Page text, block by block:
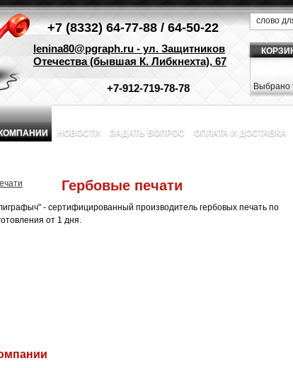
+7 (8332) 64-77-88 / 64-50-22
lenina80@pgraph.ru - ул. Защитников
Отечества (бывшая К. Либкнехта), 67
+7-912-719-78-78 Выбрано
НОВОСТИ ЗАДАТЬ ВОПРОС ОПЛАТА И ДОСТАВКА
Гербовые печати
- сертифицированный производитель гербовых печать по
от 1 дня.